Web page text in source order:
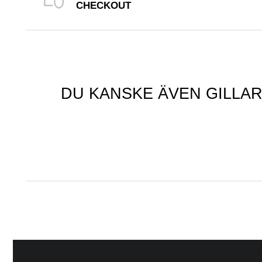
CHECKOUT
DU KANSKE ÄVEN GILLAR